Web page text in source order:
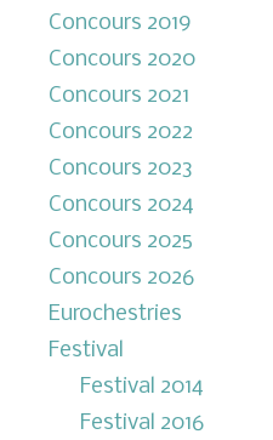
Concours 2019
Concours 2020
Concours 2021
Concours 2022
Concours 2023
Concours 2024
Concours 2025
Concours 2026
Eurochestries
Festival
Festival 2014
Festival 2016